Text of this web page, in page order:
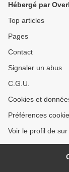
Hébergé par
Top articles
Pages
Contact
Signaler un abus
C.G.U.
Cookies et
Préférences
Voir le profil de